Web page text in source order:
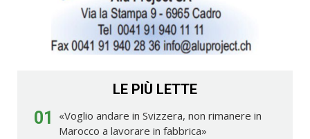
LE PIÙ LETTE
01
«Voglio andare in Svizzera, non rimanere in
Marocco a lavorare in fabbrica»